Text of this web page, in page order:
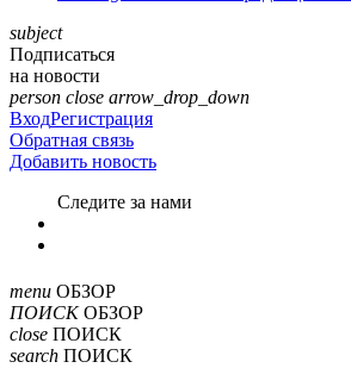
subject
Подписаться
на новости
person close arrow_drop_down
ВходРегистрация
Обратная связь
Добавить новость
Cледите за нами
menu ОБЗОР
ПОИСК ОБЗОР
close ПОИСК
search ПОИСК